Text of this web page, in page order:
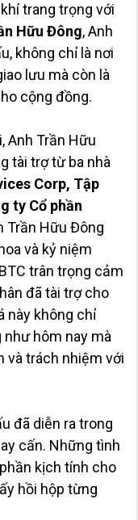
trang trọng với
Hữu Đông, Anh
không chỉ là nơi
lưu mà còn là
cộng đồng.
Anh Trần Hữu
tài trợ từ ba nhà
Corp, Tập
ty Cổ phần
Trần Hữu Đông
và kỷ niệm
trân trọng cảm
đã tài trợ cho
này không chỉ
hôm nay mà
và trách nhiệm với
đã diễn ra trong
cấn. Những tình
kịch tính cho
hồi hộp từng